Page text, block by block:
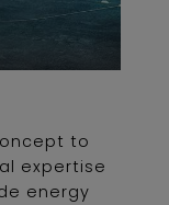
to
expertise
energy